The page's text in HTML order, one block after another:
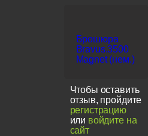
Брошюра
Bravus.3500
Magnet (нем.)
Чтобы оставить
отзыв, пройдите
регистрацию
или войдите на
сайт